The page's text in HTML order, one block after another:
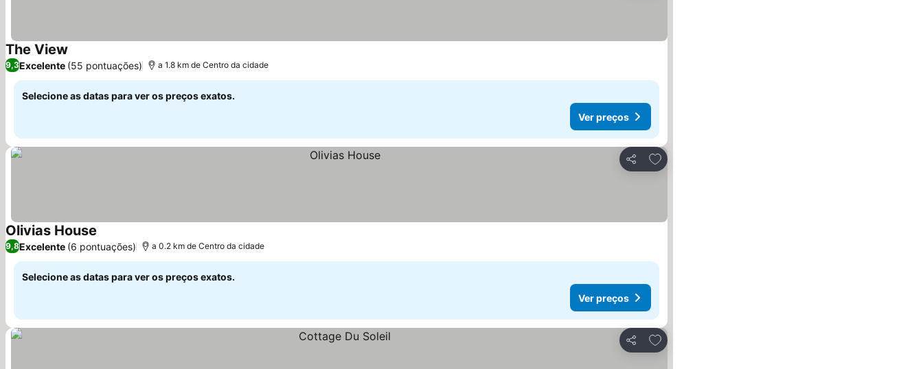
The View
9,3Excelente (55 pontuações) a 1.8 km de Centro da cidade
Selecione as datas para ver os preços exatos.
Ver preços
Partilhar
Adicionar aos favoritos
Olivias House Ver preços
9,8Excelente (6 pontuações) a 0.2 km de Centro da cidade
Selecione as datas para ver os preços exatos.
Ver preços
Partilhar
Adicionar aos favoritos